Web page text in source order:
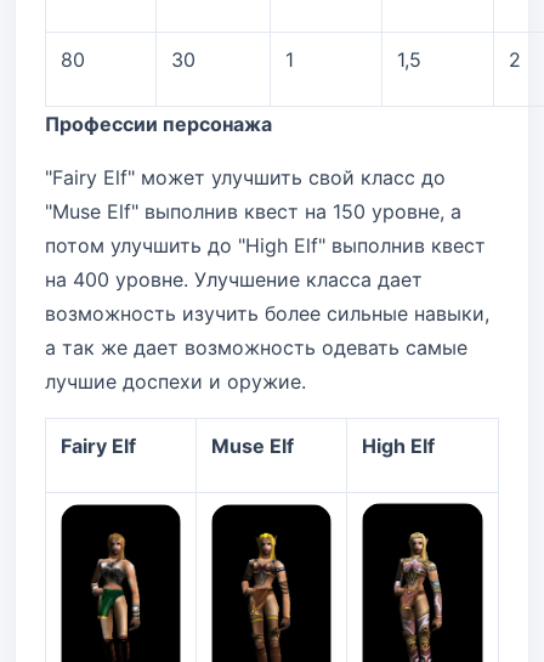
80 30 1 1,5 2
Профессии персонажа
"Fairy Elf" может улучшить свой класс до
"Muse Elf" выполнив квест на 150 уровне, а
потом улучшить до "High Elf" выполнив квест
на 400 уровне. Улучшение класса дает
возможность изучить более сильные навыки,
а так же дает возможность одевать самые
лучшие доспехи и оружие.
Fairy Elf Muse Elf High Elf